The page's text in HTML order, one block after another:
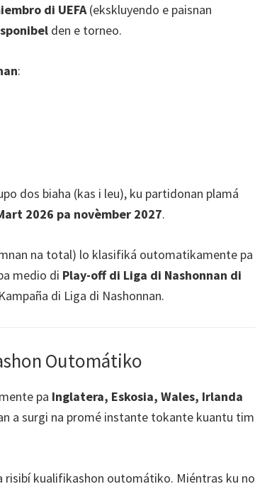
di UEFA(ekskluyendo e paisnan
den e torneo.
:
dos biaha (kas i leu), ku partidonan plamá
2026 pa novèmber 2027.
na total) lo klasifiká outomatikamente pa
medio di Play-off di Liga di Nashonnan di
di Liga di Nashonnan.
Outomátiko
pa Inglatera, Eskosia, Wales, Irlanda
a surgi na promé instante tokante kuantu tim
risibí kualifikashon outomátiko. Miéntras ku no